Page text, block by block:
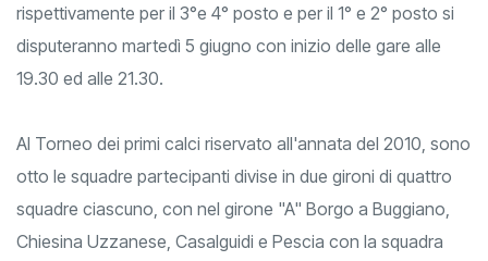
rispettivamente per il 3°e 4° posto e per il 1° e 2° posto si
disputeranno martedì 5 giugno con inizio delle gare alle
19.30 ed alle 21.30.
Al Torneo dei primi calci riservato all'annata del 2010, sono
otto le squadre partecipanti divise in due gironi di quattro
squadre ciascuno, con nel girone "A" Borgo a Buggiano,
Chiesina Uzzanese, Casalguidi e Pescia con la squadra